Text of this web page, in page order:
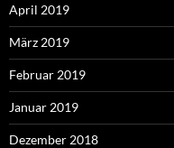
April 2019
März 2019
Februar 2019
Januar 2019
Dezember 2018